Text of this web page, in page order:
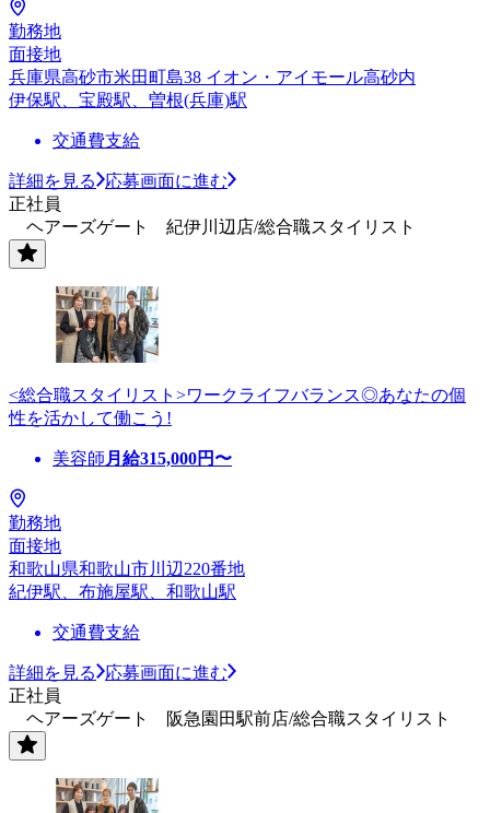
勤務地
面接地
兵庫県高砂市米田町島38 イオン・アイモール高砂内
伊保駅、宝殿駅、曽根(兵庫)駅
交通費支給
詳細を見る
応募画面に進む
正社員
ヘアーズゲート 紀伊川辺店/総合職スタイリスト
<総合職スタイリスト>ワークライフバランス◎あなたの個
性を活かして働こう!
美容師 月給315,000円〜
勤務地
面接地
和歌山県和歌山市川辺220番地
紀伊駅、布施屋駅、和歌山駅
交通費支給
詳細を見る
応募画面に進む
正社員
ヘアーズゲート 阪急園田駅前店/総合職スタイリスト